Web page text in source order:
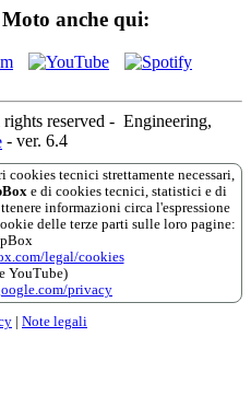
anche qui:
reserved - Engineering,
- ver. 6.4
tecnici strettamente necessari,
e di cookies tecnici, statistici e di
informazioni circa l'espressione
delle terze parti sulle loro pagine:
legal/cookies
YouTube)
privacy
Note legali